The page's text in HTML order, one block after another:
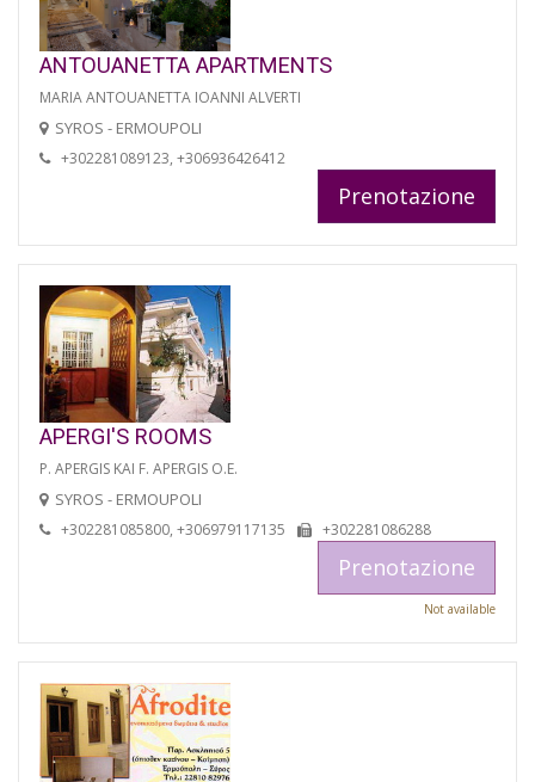
ANTOUANETTA APARTMENTS
MARIA ANTOUANETTA IOANNI ALVERTI
SYROS - ERMOUPOLI
+302281089123, +306936426412
Prenotazione
APERGI'S ROOMS
P. APERGIS KAI F. APERGIS O.E.
SYROS - ERMOUPOLI
+302281085800, +306979117135 +302281086288
Prenotazione
Not available